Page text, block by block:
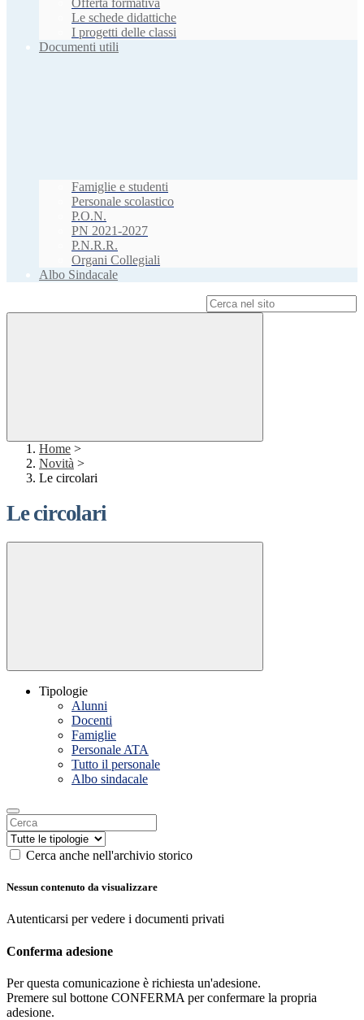
Offerta formativa
Le schede didattiche
I progetti delle classi
Documenti utili
Famiglie e studenti
Personale scolastico
P.O.N.
PN 2021-2027
P.N.R.R.
Organi Collegiali
Albo Sindacale
Home >
Novità >
Le circolari
Le circolari
Tipologie
Alunni
Docenti
Famiglie
Personale ATA
Tutto il personale
Albo sindacale
Cerca anche nell'archivio storico
Nessun contenuto da visualizzare
Autenticarsi per vedere i documenti privati
Conferma adesione
Per questa comunicazione è richiesta un'adesione.
Premere sul bottone CONFERMA per confermare la propria
adesione.